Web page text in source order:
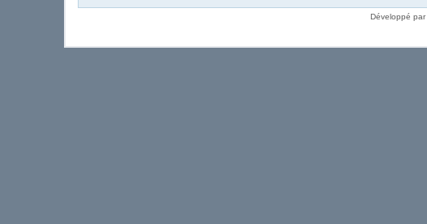
Développé par